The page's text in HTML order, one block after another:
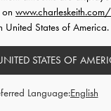
い
で、布製の表面が高級感
United States of America.
STATES OF
Language: